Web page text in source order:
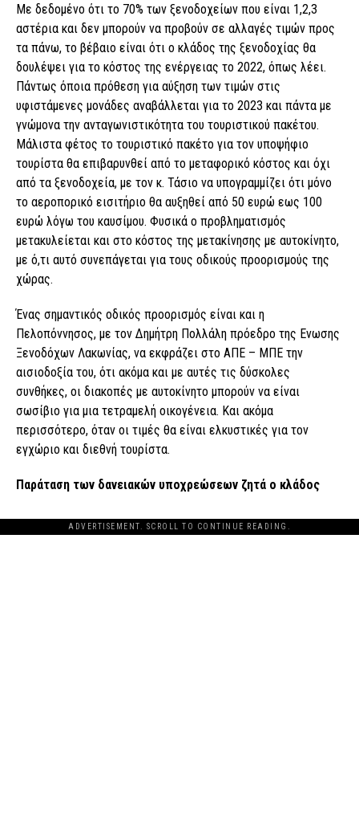
Με δεδομένο ότι το 70% των ξενοδοχείων που είναι 1,2,3
αστέρια και δεν μπορoύν να προβούν σε αλλαγές τιμών προς
τα πάνω, το βέβαιο είναι ότι ο κλάδος της ξενοδοχίας θα
δουλέψει για το κόστος της ενέργειας το 2022, όπως λέει.
Πάντως όποια πρόθεση για αύξηση των τιμών στις
υφιστάμενες μονάδες αναβάλλεται για το 2023 και πάντα με
γνώμονα την ανταγωνιστικότητα του τουριστικού πακέτου.
Μάλιστα φέτος το τουριστικό πακέτο για τον υποψήφιο
τουρίστα θα επιβαρυνθεί από το μεταφορικό κόστος και όχι
από τα ξενοδοχεία, με τον κ. Τάσιο να υπογραμμίζει ότι μόνο
το αεροπορικό εισιτήριο θα αυξηθεί από 50 ευρώ εως 100
ευρώ λόγω του καυσίμου. Φυσικά ο προβληματισμός
μετακυλείεται και στο κόστος της μετακίνησης με αυτοκίνητο,
με ό,τι αυτό συνεπάγεται για τους οδικούς προορισμούς της
χώρας.
Ένας σημαντικός οδικός προορισμός είναι και η
Πελοπόννησος, με τον Δημήτρη Πολλάλη πρόεδρο της Ενωσης
Ξενοδόχων Λακωνίας, να εκφράζει στο ΑΠΕ – ΜΠΕ την
αισιοδοξία του, ότι ακόμα και με αυτές τις δύσκολες
συνθήκες, οι διακοπές με αυτοκίνητο μπορούν να είναι
σωσίβιο για μια τετραμελή οικογένεια. Και ακόμα
περισσότερο, όταν οι τιμές θα είναι ελκυστικές για τον
εγχώριο και διεθνή τουρίστα.
Παράταση των δανειακών υποχρεώσεων ζητά ο κλάδος
ADVERTISEMENT. SCROLL TO CONTINUE READING.